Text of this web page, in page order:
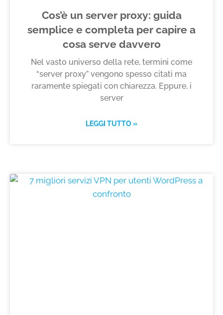
Cos’è un server proxy: guida
semplice e completa per capire a
cosa serve davvero
Nel vasto universo della rete, termini come
“server proxy” vengono spesso citati ma
raramente spiegati con chiarezza. Eppure, i
server
LEGGI TUTTO »